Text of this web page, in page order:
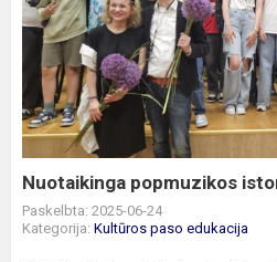
popmuzikos
istorija
Nuotaikinga popmuzikos
Paskelbta: 2025-06-24
Kategorija: Kultūros paso edukacija